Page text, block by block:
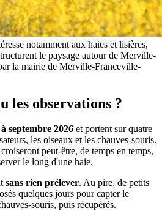
notamment aux haies et lisières,
le paysage autour de Merville-
la mairie de Merville-Franceville-
les observations ?
septembre 2026 et portent sur quatre
les oiseaux et les chauves-souris.
peut-être, de temps en temps,
le long d'une haie.
sans rien prélever. Au pire, de petits
quelques jours pour capter le
souris, puis récupérés.